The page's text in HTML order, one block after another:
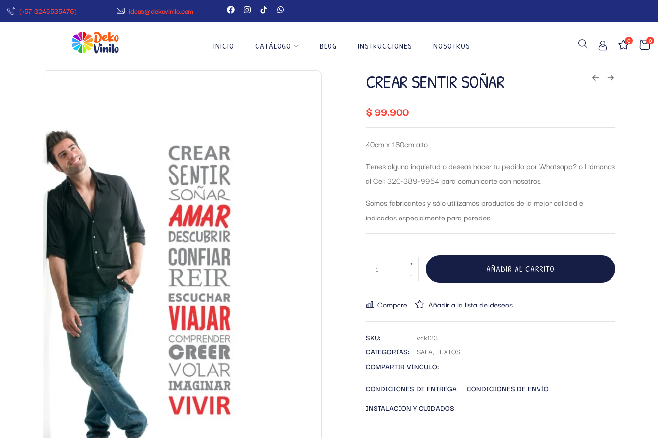
(+57 3246535476) ideas@dekovinilo.com
INICIO CATÁLOGO BLOG INSTRUCCIONES NOSOTROS
0
0
CREAR SENTIR SOÑAR
$99.900
40cm x 180cm alto
Tienes alguna inquietud o deseas hacer tu pedido por Whatsapp?o Llámanos
al Cel: 320-389-9954 para comunicarte con nosotros.
Somos fabricantes y sólo utilizamos productos de la mejor calidad e
indicados especialmente para paredes.
AÑADIR AL CARRITO
Compare Añadir a la lista de deseos
SKU:
vdk123
CATEGORÍAS:
SALA, TEXTOS
COMPARTIR VÍNCULO:
CONDICIONES DE ENTREGA
CONDICIONES DE ENVÍO
INSTALACION Y CUIDADOS